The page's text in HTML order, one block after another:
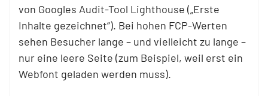
von Googles Audit-Tool Lighthouse („Erste
Inhalte gezeichnet“). Bei hohen FCP-Werten
sehen Besucher lange – und vielleicht zu lange –
nur eine leere Seite (zum Beispiel, weil erst ein
Webfont geladen werden muss).